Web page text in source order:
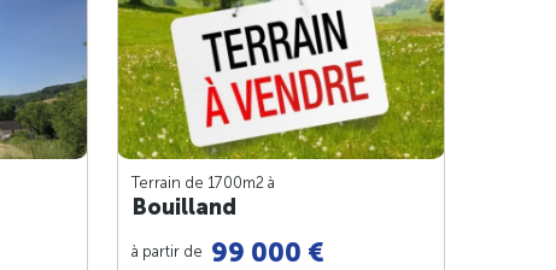
Terrain de 1700m2 à
Bouilland
à partir de 99 000 €